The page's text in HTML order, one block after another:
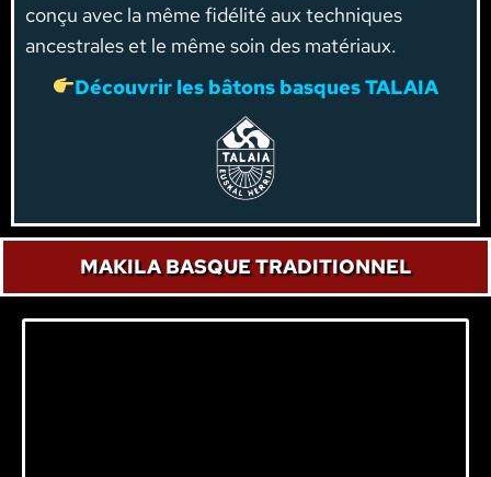
conçu avec la même fidélité aux techniques
ancestrales et le même soin des matériaux.
Découvrir les bâtons basques TALAIA
MAKILA BASQUE TRADITIONNEL